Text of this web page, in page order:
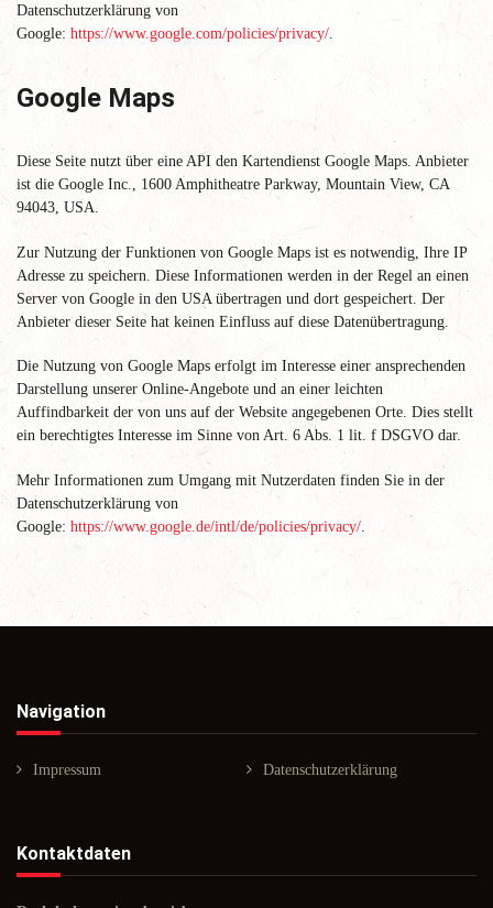
Datenschutzerklärung von
Google: https://www.google.com/policies/privacy/
Google Maps
Diese Seite nutzt über eine API den Kartendienst Google Maps. Anbieter
ist die Google Inc., 1600 Amphitheatre Parkway, Mountain View, CA
94043, USA.
Zur Nutzung der Funktionen von Google Maps ist es notwendig, Ihre IP
Adresse zu speichern. Diese Informationen werden in der Regel an einen
Server von Google in den USA übertragen und dort gespeichert. Der
Anbieter dieser Seite hat keinen Einfluss auf diese Datenübertragung.
Die Nutzung von Google Maps erfolgt im Interesse einer ansprechenden
Darstellung unserer Online-Angebote und an einer leichten
Auffindbarkeit der von uns auf der Website angegebenen Orte. Dies stellt
ein berechtigtes Interesse im Sinne von Art. 6 Abs. 1 lit. f DSGVO dar.
Mehr Informationen zum Umgang mit Nutzerdaten finden Sie in der
Datenschutzerklärung von
Google: https://www.google.de/intl/de/policies/privacy/
Navigation
Impressum Datenschutzerklärung
Kontaktdaten